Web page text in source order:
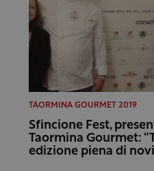
TAORMINA GOURMET 2019
Sfincione Fest,
Taormina Gourmet:
edizione piena di